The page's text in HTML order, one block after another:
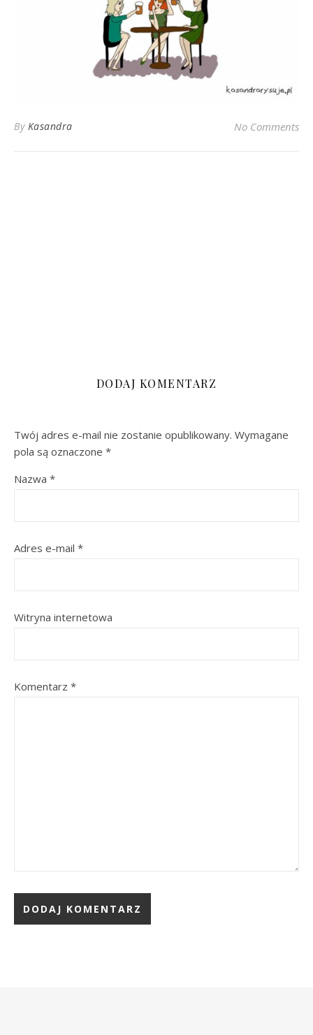
By Kasandra No Comments
DODAJ KOMENTARZ
Twój adres e-mail nie zostanie opublikowany. Wymagane
pola są oznaczone *
Nazwa *
Adres e-mail *
Witryna internetowa
Komentarz *